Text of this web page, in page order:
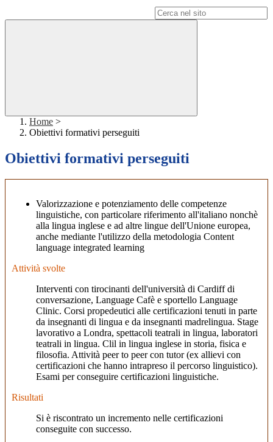
Home >
Obiettivi formativi perseguiti
Obiettivi formativi perseguiti
Valorizzazione e potenziamento delle competenze
linguistiche, con particolare riferimento all'italiano nonchè
alla lingua inglese e ad altre lingue dell'Unione europea,
anche mediante l'utilizzo della metodologia Content
language integrated learning
Attività svolte
Interventi con tirocinanti dell'università di Cardiff di
conversazione, Language Cafè e sportello Language
Clinic. Corsi propedeutici alle certificazioni tenuti in parte
da insegnanti di lingua e da insegnanti madrelingua. Stage
lavorativo a Londra, spettacoli teatrali in lingua, laboratori
teatrali in lingua. Clil in lingua inglese in storia, fisica e
filosofia. Attività peer to peer con tutor (ex allievi con
certificazioni che hanno intrapreso il percorso linguistico).
Esami per conseguire certificazioni linguistiche.
Risultati
Si è riscontrato un incremento nelle certificazioni
conseguite con successo.